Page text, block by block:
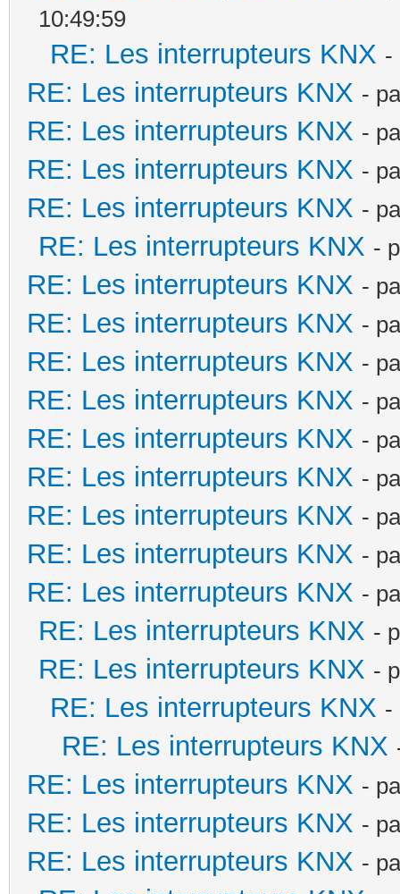
10:49:59
RE: Les interrupteurs KNX -
RE: Les interrupteurs KNX -
RE: Les interrupteurs KNX -
RE: Les interrupteurs KNX -
RE: Les interrupteurs KNX -
RE: Les interrupteurs KNX -
RE: Les interrupteurs KNX -
RE: Les interrupteurs KNX -
RE: Les interrupteurs KNX -
RE: Les interrupteurs KNX -
RE: Les interrupteurs KNX -
RE: Les interrupteurs KNX -
RE: Les interrupteurs KNX -
RE: Les interrupteurs KNX -
RE: Les interrupteurs KNX -
RE: Les interrupteurs KNX -
RE: Les interrupteurs KNX -
RE: Les interrupteurs KNX -
RE: Les interrupteurs KNX
RE: Les interrupteurs KNX -
RE: Les interrupteurs KNX -
RE: Les interrupteurs KNX -